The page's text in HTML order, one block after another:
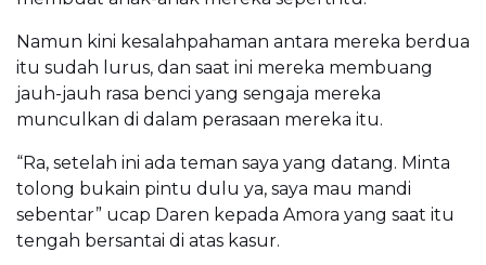
Namun kini kesalahpahaman antara mereka berdua
itu sudah lurus, dan saat ini mereka membuang
jauh-jauh rasa benci yang sengaja mereka
munculkan di dalam perasaan mereka itu.
“Ra, setelah ini ada teman saya yang datang. Minta
tolong bukain pintu dulu ya, saya mau mandi
sebentar” ucap Daren kepada Amora yang saat itu
tengah bersantai di atas kasur.